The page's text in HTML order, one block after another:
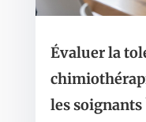
Évaluer la
les soignants